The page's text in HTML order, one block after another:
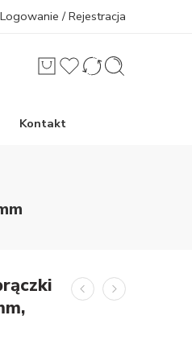
Logowanie / Rejestracja
Kontakt